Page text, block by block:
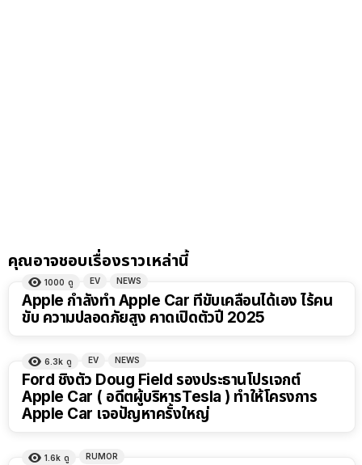
คุณอาจชอบเรื่องราวเหล่านี้
1000 ดู EV NEWS
Apple กำลังทำ Apple Car ที่ขับเคลื่อนได้เอง ไร้คน
ขับ ความปลอดภัยสูง คาดเปิดตัวปี 2025
6.3k ดู EV NEWS
Ford ชิงตัว Doug Field รองประธานโปรเจกต์
Apple Car ( อดีตผู้บริหารTesla ) ทำให้โครงการ
Apple Car เจอปัญหาครั้งใหญ่
1.6k ดู RUMOR